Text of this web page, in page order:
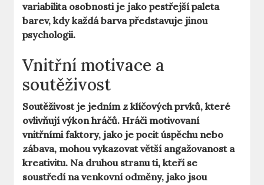
variabilita osobnosti je jako pestřejší paleta
barev, kdy každá barva představuje jinou
psychologii.
Vnitřní motivace a
soutěživost
Soutěživost je jedním z klíčových prvků, které
ovlivňují výkon hráčů. Hráči motivovaní
vnitřními faktory, jako je pocit úspěchu nebo
zábava, mohou vykazovat větší angažovanost a
kreativitu. Na druhou stranu ti, kteří se
soustředí na venkovní odměny, jako jsou